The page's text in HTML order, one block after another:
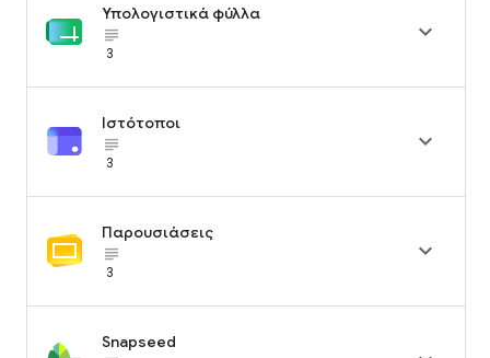
Υπολογιστικά φύλλα
subject_black
3

Ιστότοποι
subject_black
3

Παρουσιάσεις
subject_black
3

Snapseed